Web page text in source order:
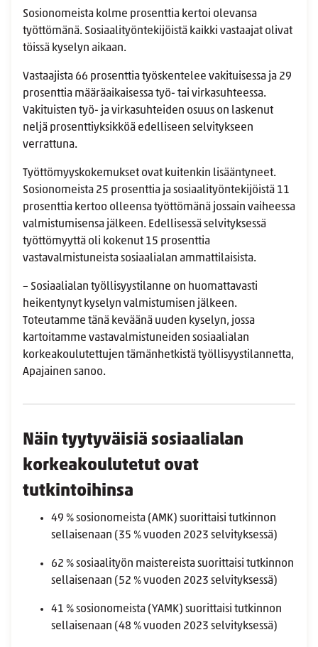
Sosionomeista kolme prosenttia kertoi olevansa
työttömänä. Sosiaalityöntekijöistä kaikki vastaajat olivat
töissä kyselyn aikaan.
Vastaajista 66 prosenttia työskentelee vakituisessa ja 29
prosenttia määräaikaisessa työ- tai virkasuhteessa.
Vakituisten työ- ja virkasuhteiden osuus on laskenut
neljä prosenttiyksikköä edelliseen selvitykseen
verrattuna.
Työttömyyskokemukset ovat kuitenkin lisääntyneet.
Sosionomeista 25 prosenttia ja sosiaalityöntekijöistä 11
prosenttia kertoo olleensa työttömänä jossain vaiheessa
valmistumisensa jälkeen. Edellisessä selvityksessä
työttömyyttä oli kokenut 15 prosenttia
vastavalmistuneista sosiaalialan ammattilaisista.
– Sosiaalialan työllisyystilanne on huomattavasti
heikentynyt kyselyn valmistumisen jälkeen.
Toteutamme tänä keväänä uuden kyselyn, jossa
kartoitamme vastavalmistuneiden sosiaalialan
korkeakoulutettujen tämänhetkistä työllisyystilannetta,
Apajainen sanoo.
Näin tyytyväisiä sosiaalialan
korkeakoulutetut ovat
tutkintoihinsa
49 % sosionomeista (AMK) suorittaisi tutkinnon
sellaisenaan (35 % vuoden 2023 selvityksessä)
62 % sosiaalityön maistereistasuorittaisi tutkinnon
sellaisenaan (52 % vuoden 2023 selvityksessä)
41 % sosionomeista (YAMK) suorittaisi tutkinnon
sellaisenaan (48 % vuoden 2023 selvityksessä)